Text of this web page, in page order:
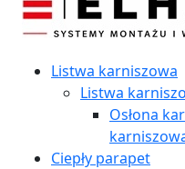
Listwa karniszowa
Listwa
Osłona
Ciepły parapet